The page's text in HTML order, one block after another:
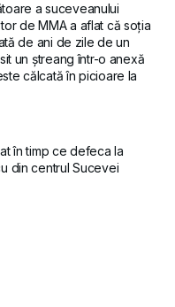
a suceveanului
de MMA a aflat că soția
de ani de zile de un
un ștreang într-o anexă
călcată în picioare la
în timp ce defeca la
din centrul Sucevei